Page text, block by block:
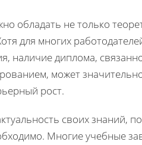
обладать не только
для многих
наличие диплома,
может
рост.
своих знаний,
Многие учебные